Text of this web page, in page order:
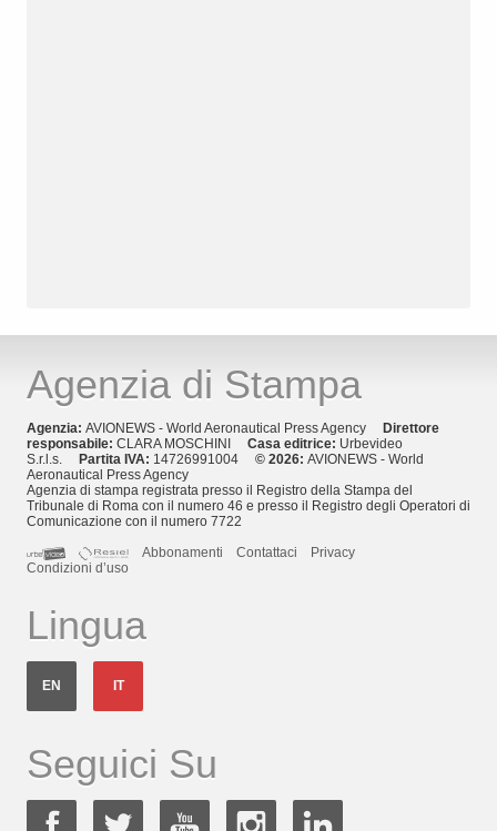
Agenzia di Stampa
Agenzia: AVIONEWS - World Aeronautical Press Agency
Direttore
responsabile: CLARA MOSCHINI Casa editrice: Urbevideo
S.r.l.s.
Partita IVA: 14726991004 © 2026: AVIONEWS - World
Aeronautical Press Agency
Agenzia di stampa registrata presso il Registro della Stampa del
Tribunale di Roma con il numero 46 e presso il Registro degli Operatori di
Comunicazione con il numero 7722
Abbonamenti
Contattaci
Privacy
Condizioni d’uso
Lingua
EN IT
Seguici Su